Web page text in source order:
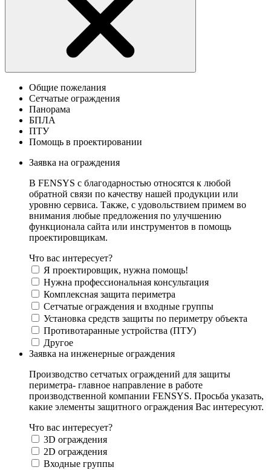
Общие пожелания
Сетчатые ограждения
Панорама
БПЛА
ПТУ
Помощь в проектировании
Заявка на ограждения
В FENSYS с благодарностью относятся к любой
обратной связи по качеству нашей продукции или
уровню сервиса. Также, с удовольствием примем во
внимания любые предложения по улучшению
функционала сайта или инструментов в помощь
проектировщикам.
Что вас интересует?
Я проектировщик, нужна помощь!
Нужна профессиональная консультация
Комплексная защита периметра
Сетчатые ограждения и входные группы
Установка средств защиты по периметру объекта
Противотаранные устройства (ПТУ)
Другое
Заявка на инженерные ограждения
Производство сетчатых ограждений для защиты
периметра- главное направление в работе
производственной компании FENSYS. Просьба указать,
какие элементы защитного ограждения Вас интересуют.
Что вас интересует?
3D ограждения
2D ограждения
Входные группы